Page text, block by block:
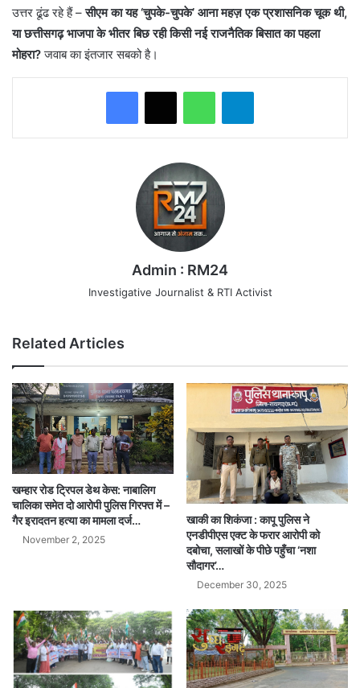
उत्तर ढूंढ रहे हैं –सीएम का यह ‘चुपके-चुपके’ आना महज़ एक प्रशासनिक चूक थी,
या छत्तीसगढ़ भाजपा के भीतर बिछ रही किसी नई राजनैतिक बिसात का पहला
मोहरा?जवाब का इंतजार सबको है।
WhatsAppTelegram
Admin : RM24
Investigative Journalist & RTI Activist
Related Articles
खम्हार रोड ट्रिपल डेथ केस: नाबालिग
चालिका समेत दो आरोपी पुलिस गिरफ्त में –
गैर इरादतन हत्या का मामला दर्ज…
November 2, 2025
खाकी का शिकंजा : कापू पुलिस ने
एनडीपीएस एक्ट के फरार आरोपी को
दबोचा, सलाखों के पीछे पहुँचा ‘नशा
सौदागर’…
December 30, 2025